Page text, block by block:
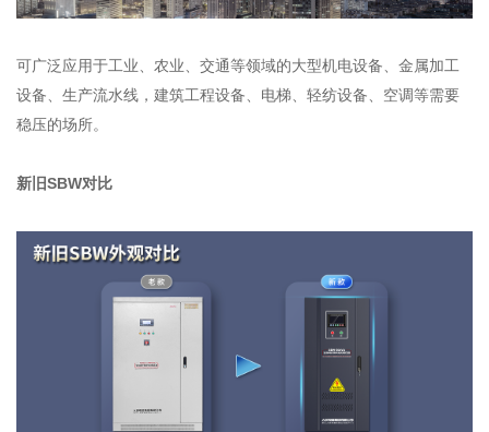
可广泛应用于工业、农业、交通等领域的大型机电设备、金属加工
设备、生产流水线，建筑工程设备、电梯、轻纺设备、空调等需要
稳压的场所。
新旧SBW对比